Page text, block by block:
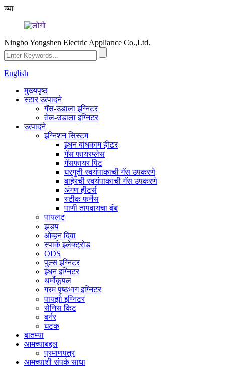
च्या
Ningbo Yongshen Electric Appliance Co.,Ltd.
English
मुख्यपृष्ठ
स्टार उत्पादने
गॅस-उडाला इग्निटर
तेल-उडाला इग्निटर
उत्पादने
इग्निशन सिस्टम
इंधन बांधकाम हीटर
गॅस फायरप्लेस
गॅसफायर पिट
घरगुती स्वयंपाकाची गॅस उपकरणे
बाहेरची स्वयंपाकाची गॅस उपकरणे
अंगण हीटर्स
स्टीक फर्नेस
पाणी तापवायचा बंब
पायलट
झडप
ओव्हन दिवा
स्पार्क इलेक्ट्रोड
ODS
पुल्स इग्निटर
इंधन इग्निटर
थर्मोकूपल
गरम पृष्ठभाग इग्निटर
पायझो इग्निटर
सेनिस किट
बर्नर
घटक
बातम्या
आमच्याबद्दल
प्रमाणपत्र
आमच्याशी संपर्क साधा